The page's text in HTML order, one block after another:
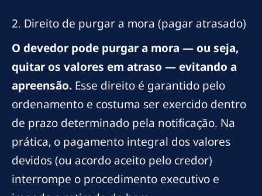
2. Direito de purgar a mora (pagar atrasado)
O devedor pode purgar a mora — ou seja,
quitar os valores em atraso — evitando a
apreensão. Esse direito é garantido pelo
ordenamento e costuma ser exercido dentro
de prazo determinado pela notificação. Na
prática, o pagamento integral dos valores
devidos (ou acordo aceito pelo credor)
interrompe o procedimento executivo e